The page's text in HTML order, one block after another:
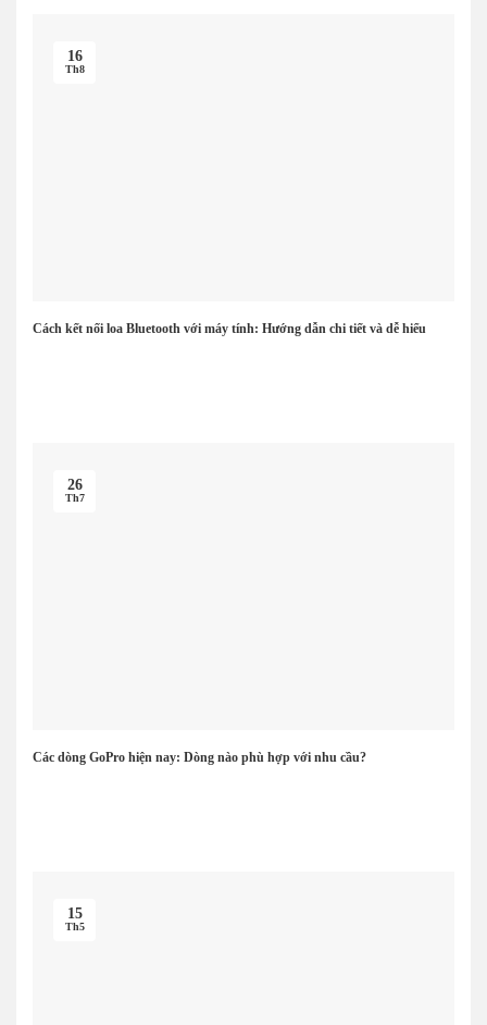
Cách kết nối loa Bluetooth với máy tính: Hướng dẫn chi tiết và dễ hiểu
16
Th8
Các dòng GoPro hiện nay: Dòng nào phù hợp với nhu cầu?
26
Th7
15
Th5